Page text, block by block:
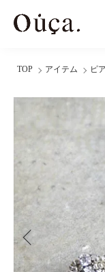
TOP アイテム ピ